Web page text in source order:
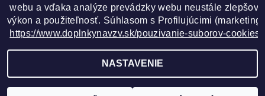
GOOGLE
2026 ©www.doplnkynavzv.sk, všetky práva vyhradené
webu a vďaka analýze prevádzky webu neustále
výkon a použiteľnosť. Súhlasom s Profilujúcimi
https://www.doplnkynavzv.sk/pouzivanie-suborov-cookies/
NASTAVENIE